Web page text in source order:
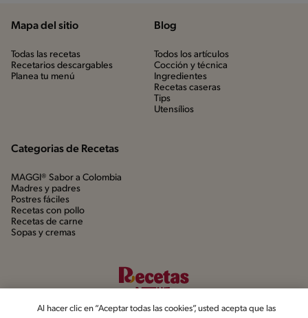
Mapa del sitio
Todas las recetas
Recetarios descargables
Planea tu menú
Blog
Todos los artículos
Cocción y técnica
Ingredientes
Recetas caseras
Tips
Utensílios
Categorias de Recetas
MAGGI® Sabor a Colombia
Madres y padres
Postres fáciles
Recetas con pollo
Recetas de carne
Sopas y cremas
Al hacer clic en “Aceptar todas las cookies”, usted acepta que las